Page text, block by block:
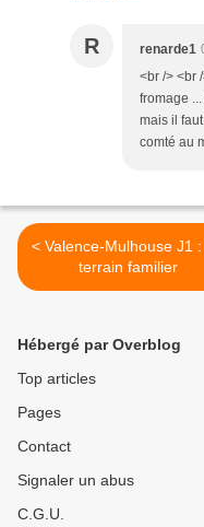
R renarde1
<br /> <br
fromage
mais il
comté au
< Valence-Mulhouse J1 : un
terrain familier
Hébergé par Overblog
Top articles
Pages
Contact
Signaler un abus
C.G.U.